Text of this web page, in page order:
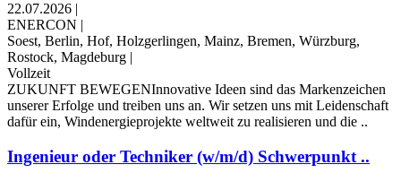
22.07.2026 |
ENERCON |
Soest, Berlin, Hof, Holzgerlingen, Mainz, Bremen, Würzburg,
Rostock, Magdeburg |
Vollzeit
ZUKUNFT BEWEGENInnovative Ideen sind das Marken­zeichen
unserer Erfolge und treiben uns an. Wir setzen uns mit Leiden­schaft
dafür ein, Wind­energie­projekte welt­weit zu realisieren und die ..
Ingenieur oder Techniker (w/m/d) Schwerpunkt ..